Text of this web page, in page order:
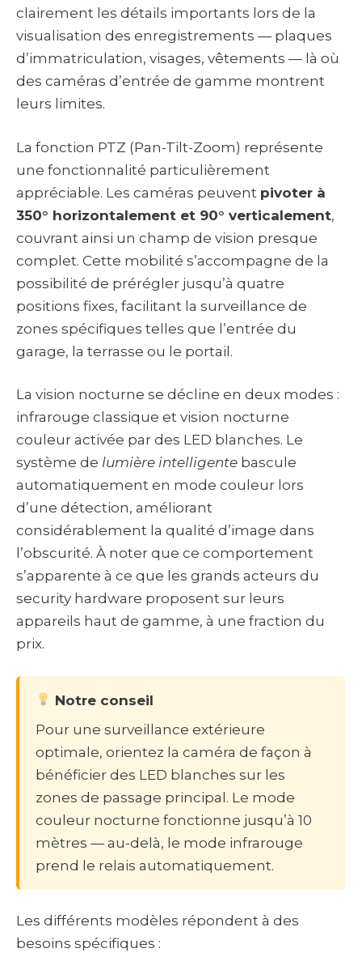
clairement les détails importants lors de la
visualisation des enregistrements — plaques
d’immatriculation, visages, vêtements — là où
des caméras d’entrée de gamme montrent
leurs limites.
La fonction PTZ (Pan-Tilt-Zoom) représente
une fonctionnalité particulièrement
appréciable. Les caméras peuvent pivoter à
350° horizontalement et 90° verticalement,
couvrant ainsi un champ de vision presque
complet. Cette mobilité s’accompagne de la
possibilité de prérégler jusqu’à quatre
positions fixes, facilitant la surveillance de
zones spécifiques telles que l’entrée du
garage, la terrasse ou le portail.
La vision nocturne se décline en deux modes :
infrarouge classique et vision nocturne
couleur activée par des LED blanches. Le
système de lumière intelligente bascule
automatiquement en mode couleur lors
d’une détection, améliorant
considérablement la qualité d’image dans
l’obscurité. À noter que ce comportement
s’apparente à ce que les grands acteurs du
security hardware proposent sur leurs
appareils haut de gamme, à une fraction du
prix.
Notre conseil
Pour une surveillance extérieure
optimale, orientez la caméra de façon à
bénéficier des LED blanches sur les
zones de passage principal. Le mode
couleur nocturne fonctionne jusqu’à 10
mètres — au-delà, le mode infrarouge
prend le relais automatiquement.
Les différents modèles répondent à des
besoins spécifiques :